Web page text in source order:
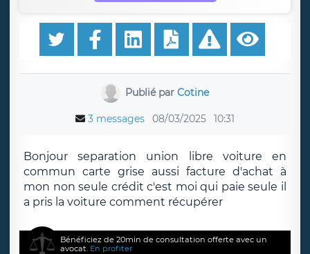
Publié parCotine
3 messages 08/03/2025 10:31
Bonjour separation union libre voiture en
commun carte grise aussi facture d'achat à
mon non seule crédit c'est moi qui paie seule il
a pris la voiture comment récupérer
Bénéficiez de 20min de consultation offerte avec un
avocat. En profiter